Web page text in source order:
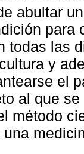
abultar
para
todas las
y
el
al que
método